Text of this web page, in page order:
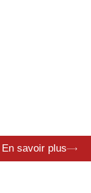
En savoir plus